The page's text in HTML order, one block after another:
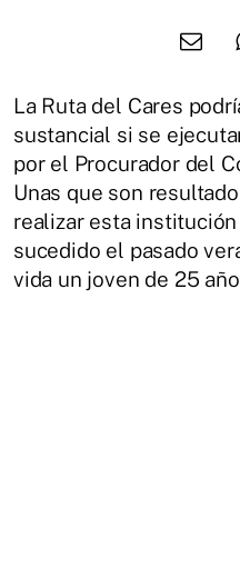
La Ruta del Cares
sustancial si se
por el Procurador del
Unas que son
realizar esta
sucedido el pasado
vida un joven de 25